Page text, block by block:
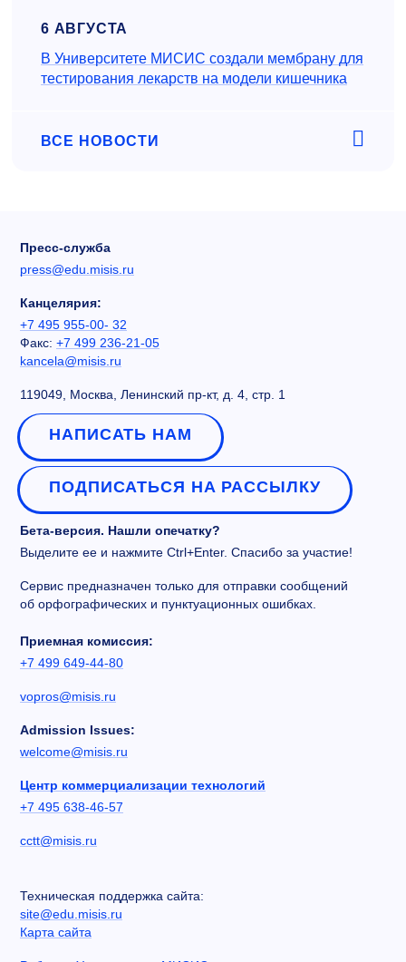
6 АВГУСТА
В Университете МИСИС создали мембрану для
тестирования лекарств на модели кишечника
ВСЕ НОВОСТИ
Пресс-служба
press@edu.misis.ru
Канцелярия:
+7 495 955-00- 32
Факс: +7 499 236-21-05
kancela@misis.ru
119049, Москва, Ленинский пр-кт, д. 4, стр. 1
НАПИСАТЬ НАМ
ПОДПИСАТЬСЯ НА РАССЫЛКУ
Бета-версия. Нашли опечатку?
Выделите ее и нажмите Ctrl+Enter. Спасибо за участие!
Сервис предназначен только для отправки сообщений
об орфографических и пунктуационных ошибках.
Приемная комиссия:
+7 499 649-44-80
vopros@misis.ru
Admission Issues:
welcome@misis.ru
Центр коммерциализации технологий
+7 495 638-46-57
cctt@misis.ru
Техническая поддержка сайта:
site@edu.misis.ru
Карта сайта